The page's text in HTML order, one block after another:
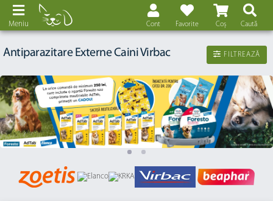
Coș
Favorite
Cont Caută
Meniu
FILTREAZĂ
Antiparazitare Externe Caini Virbac